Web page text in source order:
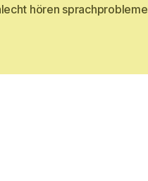
hören sprachprobleme